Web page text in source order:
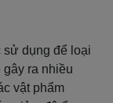
sử dụng để loại
gây ra nhiều
vật phẩm